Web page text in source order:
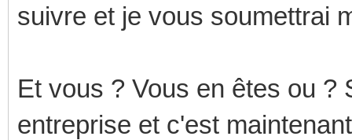
suivre et je vous soumettrai
Et vous ? Vous en êtes ou ?
entreprise et c'est